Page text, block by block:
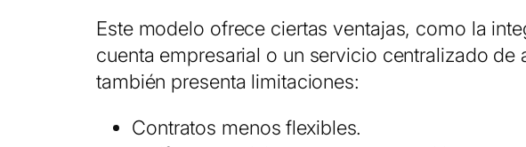
Este modelo ofrece ciertas ventajas, como la
cuenta empresarial o un servicio centralizado de
también presenta limitaciones:
Contratos menos flexibles.